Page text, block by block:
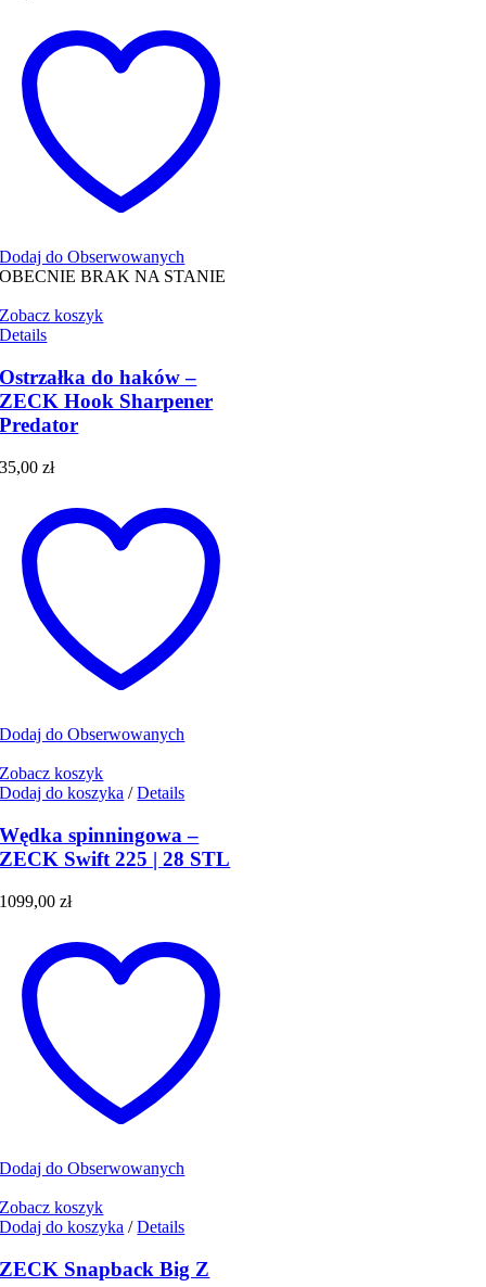
Dodaj do Obserwowanych
OBECNIE BRAK NA STANIE
Zobacz koszyk
Details
Ostrzałka do haków –
ZECK Hook Sharpener
Predator
35,00zł
Dodaj do Obserwowanych
Zobacz koszyk
Dodaj do koszyka / Details
Wędka spinningowa –
ZECK Swift 225 | 28 STL
1099,00zł
Dodaj do Obserwowanych
Zobacz koszyk
Dodaj do koszyka / Details
ZECK Snapback Big Z